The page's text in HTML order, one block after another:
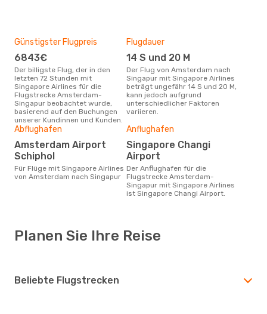
Günstigster Flugpreis
6843€
Der billigste Flug, der in den
letzten 72 Stunden mit
Singapore Airlines für die
Flugstrecke Amsterdam-
Singapur beobachtet wurde,
basierend auf den Buchungen
unserer Kundinnen und Kunden.
Flugdauer
14 S und 20 M
Der Flug von Amsterdam nach
Singapur mit Singapore Airlines
beträgt ungefähr 14 S und 20 M,
kann jedoch aufgrund
unterschiedlicher Faktoren
variieren.
Abflughafen
Amsterdam Airport
Schiphol
Für Flüge mit Singapore Airlines
von Amsterdam nach Singapur
Anflughafen
Singapore Changi
Airport
Der Anflughafen für die
Flugstrecke Amsterdam-
Singapur mit Singapore Airlines
ist Singapore Changi Airport.
Planen Sie Ihre Reise
Beliebte Flugstrecken